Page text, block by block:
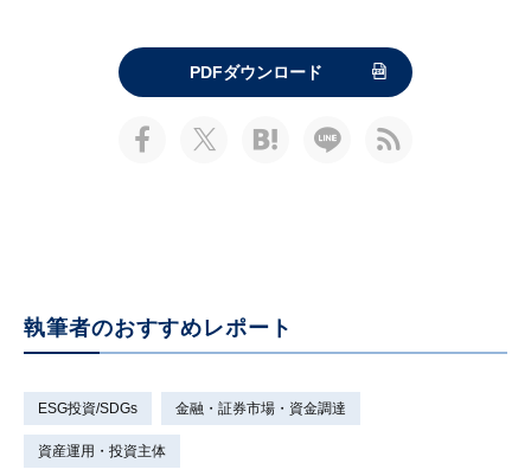
PDFダウンロード
執筆者のおすすめレポート
ESG投資/SDGs 金融・証券市場・資金調達
資産運用・投資主体